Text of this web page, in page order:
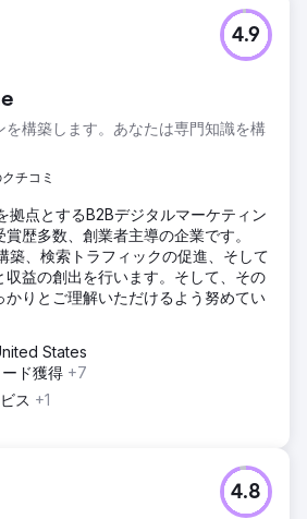
を構築します。あなたは専門知識を構
チコミ
4.9
拠点とするB2Bデジタルマーケティン
歴多数、創業者主導の企業です。
築、検索トラフィックの促進、そして
収益の創出を行います。そして、その
かりとご理解いただけるよう努めてい
States
ド獲得 +7
ス +1
4.8